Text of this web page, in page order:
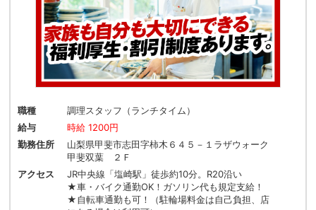
職種
調理スタッフ（ランチタイム）
給与
時給 1200円
勤務住所
山梨県甲斐市志田字柿木６４５－１ラザウォーク
甲斐双葉 ２Ｆ
アクセス
JR中央線「塩崎駅」徒歩約10分。R20沿い
★車・バイク通勤OK！ガソリン代も規定支給！
★自転車通勤も可！（駐輪場料金は自己負担、店